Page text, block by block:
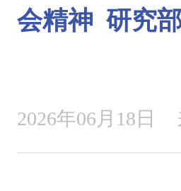
会精神 研究
2026年06月18日